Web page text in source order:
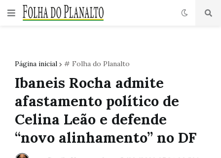
Página inicial # Folha do Planalto
Ibaneis Rocha admite
afastamento político de
Celina Leão e defende
“novo alinhamento” no DF